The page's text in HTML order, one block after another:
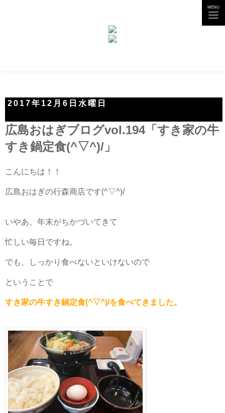
MENU
2017年12月6日水曜日
広島おはぎブログvol.194「すき家の牛
すき鍋定食(^▽^)/」
こんにちは！！
広島おはぎの行森商店です(^▽^)/
いやあ、年末がちかづいてきて
忙しい毎日ですね。
でも、しっかり食べないといけないので
ということで
すき家の牛すき鍋定食(^▽^)/を食べてきました。